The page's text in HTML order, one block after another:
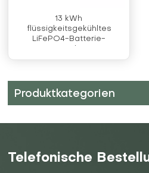
13 kWh
flüssigkeitsgekühltes
LiFePO4-Batterie-
Produktkategorien
Telefonische